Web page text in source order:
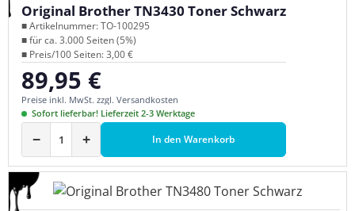
Original Brother TN3430 Toner Schwarz
■ Artikelnummer: TO-100295
■ für ca. 3.000 Seiten (5%)
■ Preis/100 Seiten: 3,00 €
Regulärer Preis:
89,95 €
Preise inkl. MwSt. zzgl. Versandkosten
Sofort lieferbar! Lieferzeit 2-3 Werktage
− + In den Warenkorb